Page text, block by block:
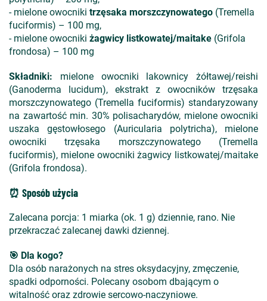
- mielone owocniki trzęsaka morszczynowatego (Tremella
fuciformis) – 100 mg,
- mielone owocniki żagwicy listkowatej/maitake (Grifola
frondosa) – 100 mg
Składniki: mielone owocniki lakownicy żółtawej/reishi
(Ganoderma lucidum), ekstrakt z owocników trzęsaka
morszczynowatego (Tremella fuciformis) standaryzowany
na zawartość min. 30% polisacharydów, mielone owocniki
uszaka gęstowłosego (Auricularia polytricha), mielone
owocniki trzęsaka morszczynowatego (Tremella
fuciformis), mielone owocniki żagwicy listkowatej/maitake
(Grifola frondosa).
⏰ Sposób użycia
Zalecana porcja: 1 miarka (ok. 1 g) dziennie, rano. Nie
przekraczać zalecanej dawki dziennej.
🎯 Dla kogo?
Dla osób narażonych na stres oksydacyjny, zmęczenie,
spadki odporności. Polecany osobom dbającym o
witalność oraz zdrowie sercowo-naczyniowe.